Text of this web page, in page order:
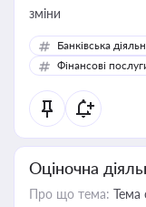
зміни
Банківська
Фінансові
Оціночна
Про що тема: Тема